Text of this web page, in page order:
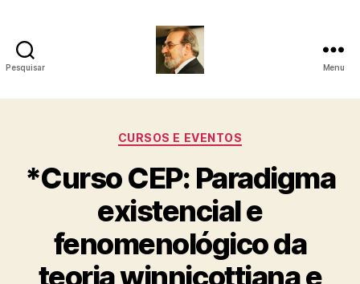
Pesquisar
-
Psicanalista
e
Terapeuta
Menu
Categorias
CURSOS E EVENTOS
*Curso CEP: Paradigma
existencial e
fenomenológico da
teoria winnicottiana e